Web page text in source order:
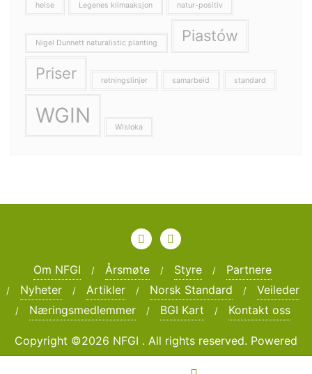
helse Legenes klimaaksjon natur-positiv
Nigel Dunnett naturalistic planting Piastów
Priser retningslinjer samarbeid standard
WGIN Wisloka
Om NFGI Årsmøte Styre
Partnere
Nyheter
Artikler Norsk Standard
Veileder
Næringsmedlemmer
BGI Kart Kontakt oss
Copyright ©2026 NFGI . All rights reserved. Powered
byWordPress &Designed byBizberg Themes